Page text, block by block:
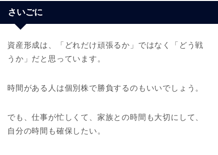
さいごに
資産形成は、「どれだけ頑張るか」ではなく「どう戦
うか」だと思っています。
時間がある人は個別株で勝負するのもいいでしょう。
でも、仕事が忙しくて、家族との時間も大切にして、
自分の時間も確保したい。